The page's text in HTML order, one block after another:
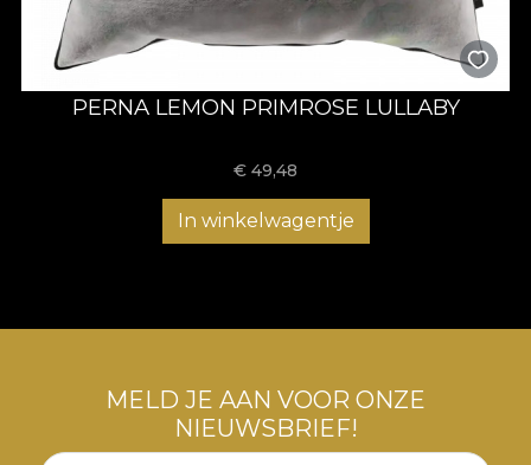
PERNA LEMON PRIMROSE LULLABY
€ 49,48
In winkelwagentje
MELD JE AAN VOOR ONZE
NIEUWSBRIEF!